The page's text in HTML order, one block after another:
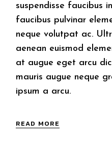
suspendisse faucibus
faucibus pulvinar
neque volutpat ac.
aenean euismod
at augue eget arcu
mauris augue neque
ipsum a arcu.
READ MORE